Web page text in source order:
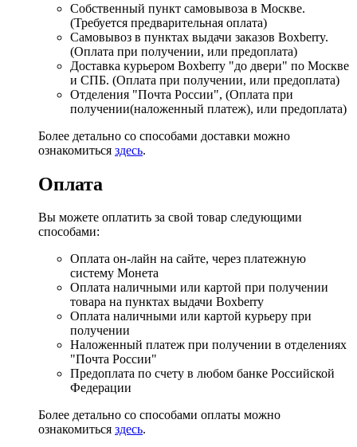
Собственный пункт самовывоза в Москве.
(Требуется предварительная оплата)
Самовывоз в пунктах выдачи заказов Boxberry.
(Оплата при получении, или предоплата)
Доставка курьером Boxberry "до двери" по Москве
и СПБ. (Оплата при получении, или предоплата)
Отделения "Почта России", (Оплата при
получении(наложенный платеж), или предоплата)
Более детально со способами доставки можно
ознакомиться здесь.
Оплата
Вы можете оплатить за свой товар следующими
способами:
Оплата он-лайн на сайте, через платежную
систему Монета
Оплата наличными или картой при получении
товара на пунктах выдачи Boxberry
Оплата наличными или картой курьеру при
получении
Наложенный платеж при получении в отделениях
"Почта России"
Предоплата по счету в любом банке Российской
Федерации
Более детально со способами оплаты можно
ознакомиться здесь.